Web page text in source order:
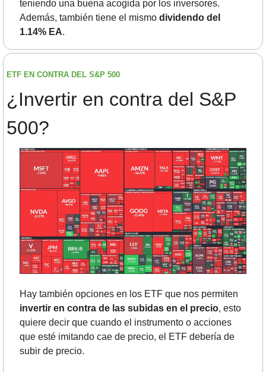
teniendo una buena acogida por los inversores.
Además, también tiene el mismo dividendo del
1.14% EA.
ETF EN CONTRA DEL S&P 500
¿Invertir en contra del S&P
500?
invertir en contra de las subidas en el precio, esto
quiere decir que cuando el instrumento o acciones
que esté imitando cae de precio, el ETF debería de
subir de precio.